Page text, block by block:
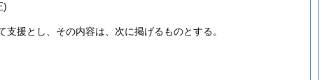
)
支援とし、その内容は、次に掲げるものとする。